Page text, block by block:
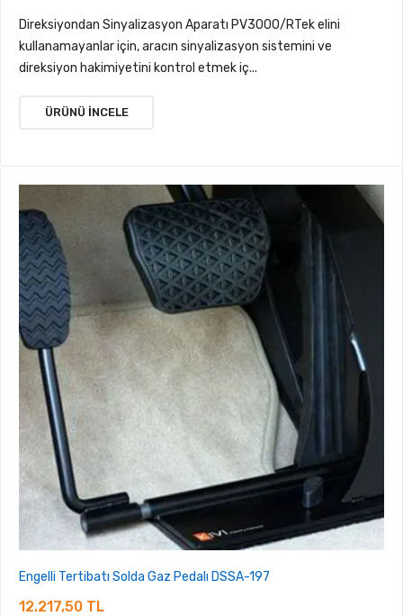
Engelli Tertibatı Solda Gaz Pedalı DSSA-197
12.217,50 TL
Direksiyondan Sinyalizasyon Aparatı PV3000/RTek elini
kullanamayanlar için, aracın sinyalizasyon sistemini ve
direksiyon hakimiyetini kontrol etmek iç...
ÜRÜNÜ İNCELE